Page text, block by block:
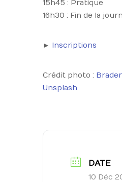
15h45 : Pratique
16h30 : Fin de la
► Inscriptions
Crédit photo :
Unsplash
DATE
10 Déc